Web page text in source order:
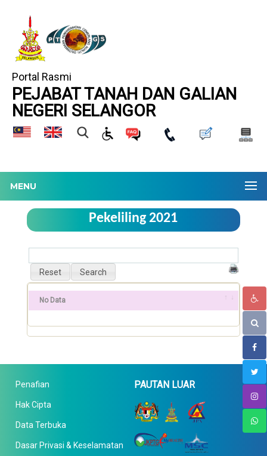
Portal Rasmi
PEJABAT TANAH DAN GALIAN
NEGERI SELANGOR
MENU
Pekeliling 2021
No Data
Penafian
Hak Cipta
Data Terbuka
Dasar Privasi & Keselamatan
PAUTAN LUAR